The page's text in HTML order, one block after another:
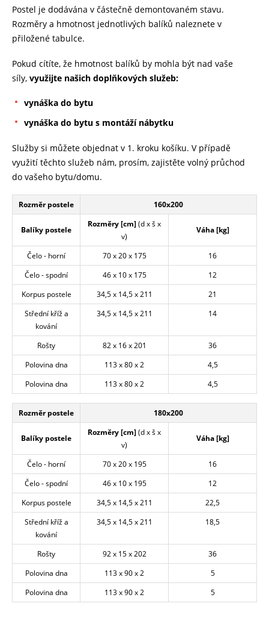
Postel je dodávána v částečně demontovaném stavu.
Rozměry a hmotnost jednotlivých balíků naleznete v
přiložené tabulce.
Pokud cítíte, že hmotnost balíků by mohla být nad vaše
síly, využijte našich doplňkových služeb:
vynáška do bytu
vynáška do bytu s montáží nábytku
Služby si můžete objednat v 1. kroku košíku. V případě
využití těchto služeb nám, prosím, zajistěte volný průchod
do vašeho bytu/domu.
Rozměr postele 160x200
Balíky postele
Rozměry [cm](d x š x
v)
Váha [kg]
Čelo - horní 70 x 20 x 175
16
Čelo - spodní
46 x 10 x 175
12
Korpus postele
34,5 x 14,5 x 211
21
Střední kříž a
kování
34,5 x 14,5 x 211 14
Rošty 82 x 16 x 201
36
Polovina dna
113 x 80 x 2
4,5
Polovina dna
113 x 80 x 2 4,5
Rozměr postele 180x200
Balíky postele
Rozměry [cm](d x š x
v)
Váha [kg]
Čelo - horní 70 x 20 x 195
16
Čelo - spodní
46 x 10 x 195
12
Korpus postele
34,5 x 14,5 x 211
22,5
Střední kříž a
kování
34,5 x 14,5 x 211 18,5
Rošty 92 x 15 x 202
36
Polovina dna
113 x 90 x 2
5
Polovina dna
113 x 90 x 2 5